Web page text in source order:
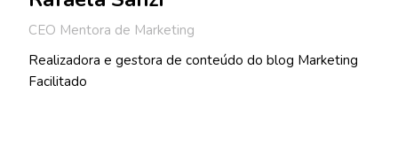
CEO Mentora de Marketing
Realizadora e gestora de conteúdo do blog Marketing
Facilitado